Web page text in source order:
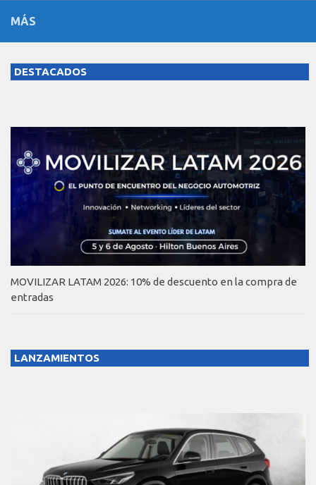
MÁS
DESTACADOS
MOVILIZAR LATAM 2026: 10% de descuento en la compra de
entradas
LANZAMIENTOS